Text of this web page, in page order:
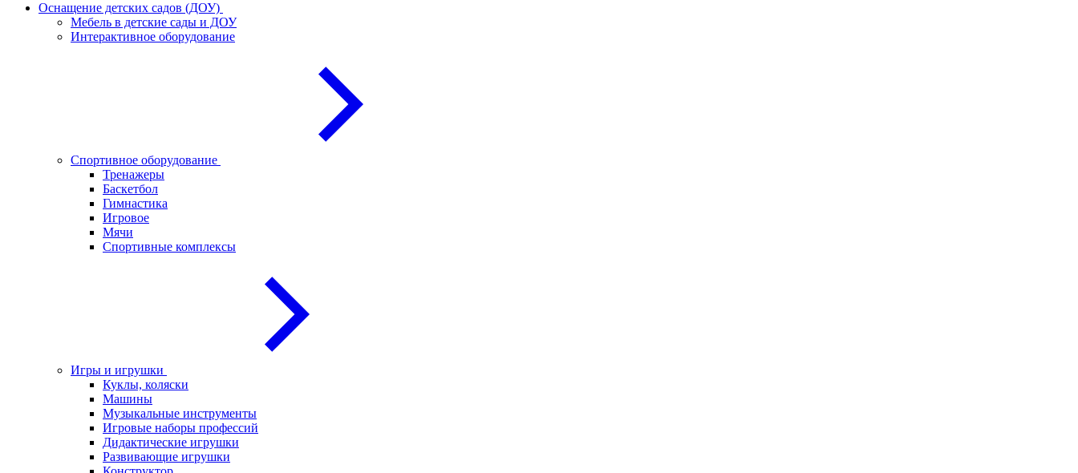
Оснащение детских садов (ДОУ)
Мебель в детские сады и ДОУ
Интерактивное оборудование
Спортивное оборудование
Тренажеры
Баскетбол
Гимнастика
Игровое
Мячи
Спортивные комплексы
Игры и игрушки
Куклы, коляски
Машины
Музыкальные инструменты
Игровые наборы профессий
Дидактические игрушки
Развивающие игрушки